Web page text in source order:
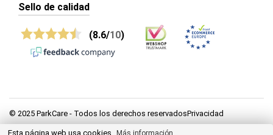
Sello de calidad
(8.6/10)
© 2025 ParkCare - Todos los derechos reservadosPrivacidad
Privacidad
Esta página web usa cookies. Más información